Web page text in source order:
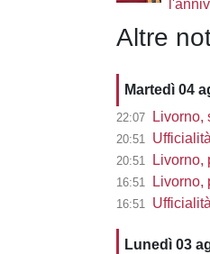
Altre
Martedì 04
22:07 Livorno,
20:51
20:51 Livorno,
16:51 Livorno,
16:51
Lunedì 03